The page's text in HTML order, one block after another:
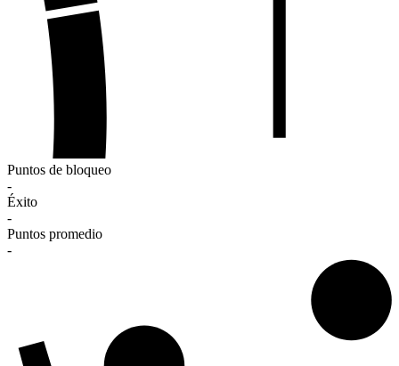
Puntos de bloqueo
-
Éxito
-
Puntos promedio
-